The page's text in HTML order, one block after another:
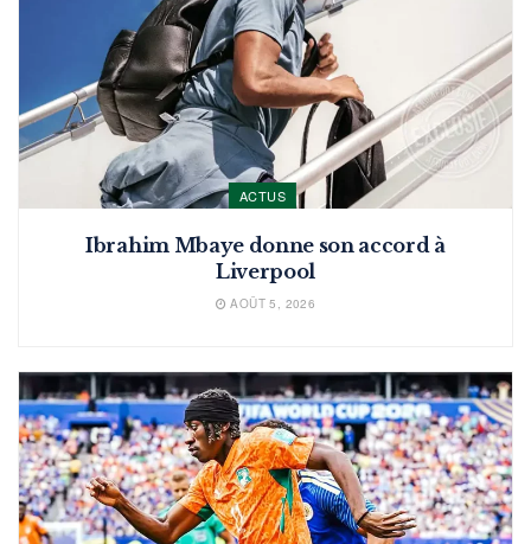
ACTUS
Ibrahim Mbaye donne son accord à
Liverpool
AOÛT 5, 2026